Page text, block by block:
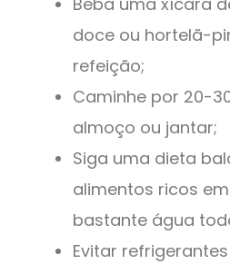
doce ou hortelã-
refeição;
Caminhe por 20-
almoço ou jantar;
Siga uma dieta
alimentos ricos
bastante água
Evitar